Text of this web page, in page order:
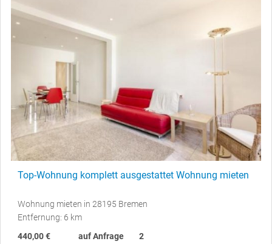
Top-Wohnung komplett ausgestattet Wohnung mieten
Wohnung mieten in 28195 Bremen
Entfernung: 6 km
440,00 €
auf Anfrage
2